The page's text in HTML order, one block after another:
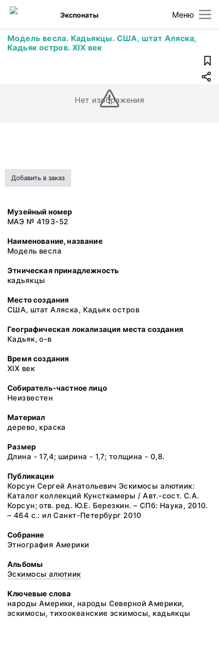
Меню
Экспонаты
Модель весла. Кадьякцы. США, штат Аляска,
Кадьяк остров. XIX век
Нет изображения
Добавить в заказ
Музейный номер
МАЭ № 4193-52
Наименование, название
Модель весла
Этническая принадлежность
кадьякцы
Место создания
США, штат Аляска, Кадьяк остров
Географическая локализация места создания
Кадьяк, о-в
Время создания
XIX век
Собиратель-частное лицо
Неизвестен
Материал
дерево, краска
Размер
Длина - 17,4; ширина - 1,7; толщина - 0,8.
Публикации
Корсун Сергей Анатольевич Эскимосы алютиик:
Каталог коллекций Кунсткамеры / Авт.-сост. С.А.
Корсун; отв. ред. Ю.Е. Березкин. – СПб: Наука, 2010.
– 464 с.: ил Санкт-Петербург 2010
Собрание
Этнография Америки
Альбомы
Эскимосы алютиик
Ключевые слова
народы Америки, народы Северной Америки,
эскимосы, тихоокеанские эскимосы, кадьякцы